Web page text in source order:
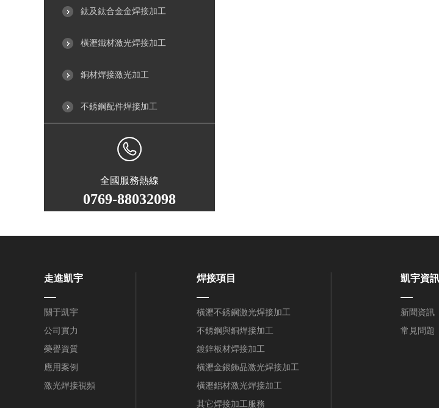
鈦及鈦合金金焊接加工
橫瀝鐵材激光焊接加工
銅材焊接激光加工
不銹鋼配件焊接加工
全國服務熱線
0769-88032098
走進凱宇
關于凱宇
公司實力
榮譽資質
應用案例
激光焊接視頻
焊接項目
橫瀝不銹鋼激光焊接加工
不銹鋼與銅焊接加工
鍍鋅板材焊接加工
橫瀝金銀飾品激光焊接加工
橫瀝鋁材激光焊接加工
其它焊接加工服務
凱宇資訊
新聞資訊
常見問題